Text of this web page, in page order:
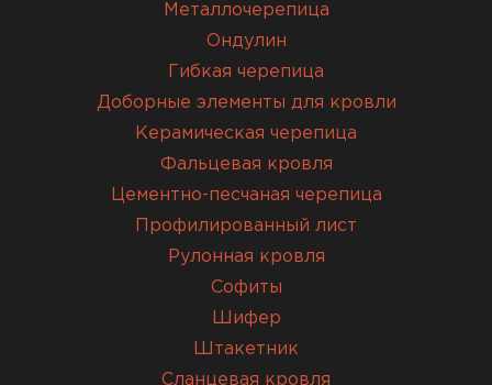
Металлочерепица
Ондулин
Гибкая черепица
Доборные элементы для кровли
Керамическая черепица
Фальцевая кровля
Цементно-песчаная черепица
Профилированный лист
Рулонная кровля
Софиты
Шифер
Штакетник
Сланцевая кровля